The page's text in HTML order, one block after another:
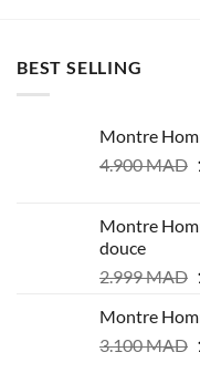
BEST SELLING
Montre
4.900MAD
Montre
douce
2.999MAD
Montre
3.100MAD